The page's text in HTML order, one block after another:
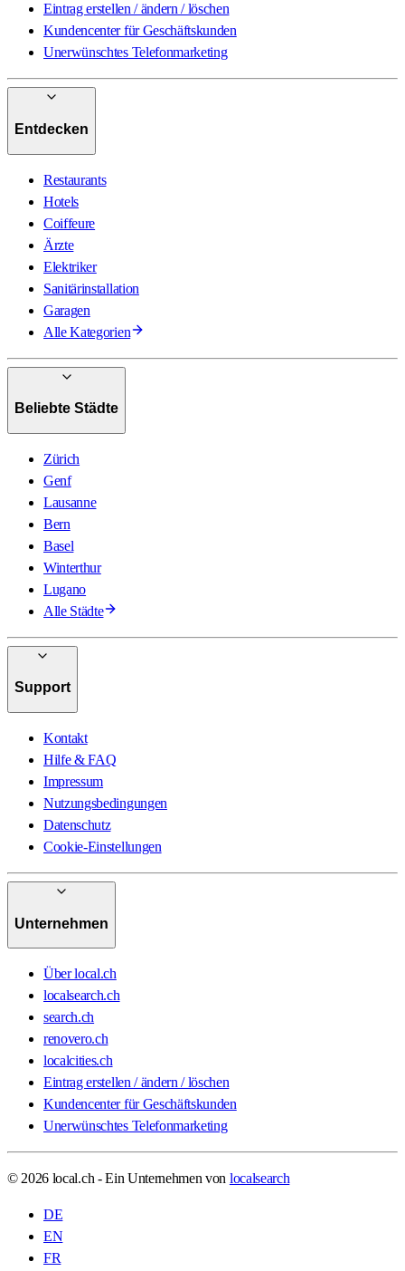
Eintrag erstellen / ändern / löschen
Kundencenter für Geschäftskunden
Unerwünschtes Telefonmarketing
Entdecken
Restaurants
Hotels
Coiffeure
Ärzte
Elektriker
Sanitärinstallation
Garagen
Alle Kategorien
Beliebte Städte
Zürich
Genf
Lausanne
Bern
Basel
Winterthur
Lugano
Alle Städte
Support
Kontakt
Hilfe & FAQ
Impressum
Nutzungsbedingungen
Datenschutz
Cookie-Einstellungen
Unternehmen
Über local.ch
localsearch.ch
search.ch
renovero.ch
localcities.ch
Eintrag erstellen / ändern / löschen
Kundencenter für Geschäftskunden
Unerwünschtes Telefonmarketing
© 2026 local.ch - Ein Unternehmen von localsearch
DE
EN
FR